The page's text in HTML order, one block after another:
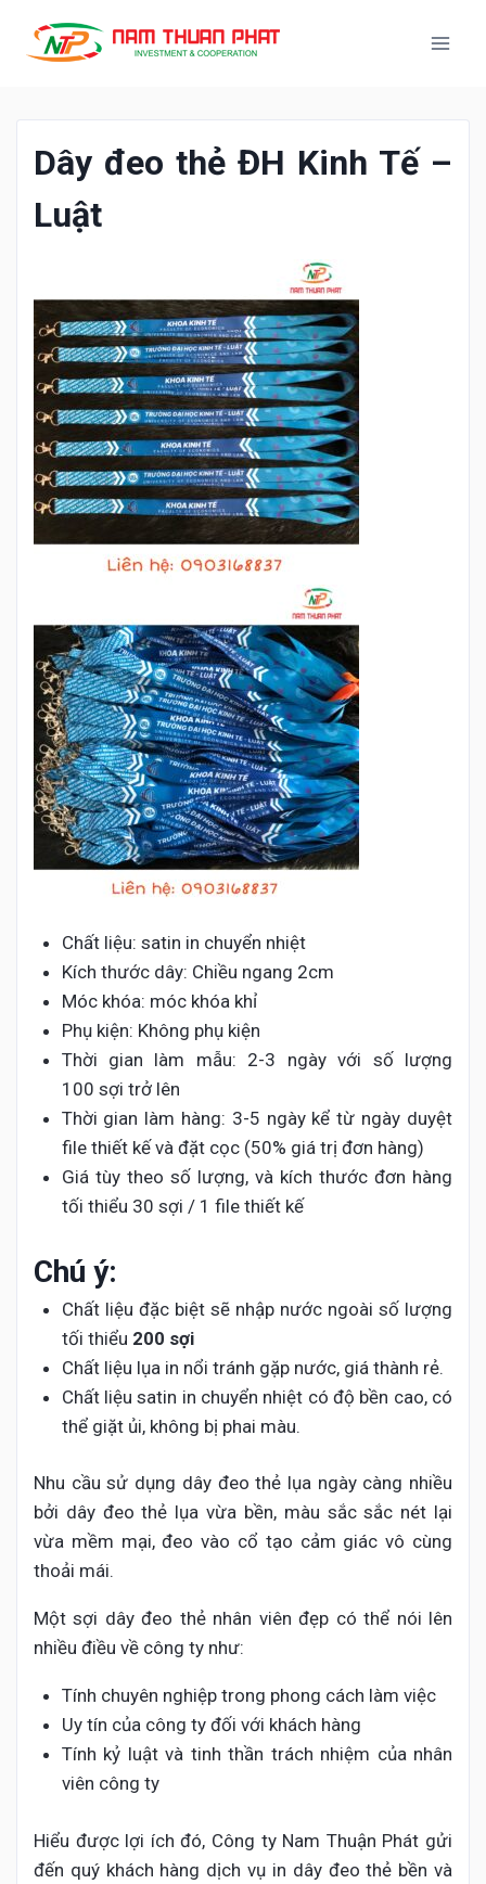
Dây đeo thẻ ĐH Kinh Tế –
Luật
Chất liệu: satin in chuyển nhiệt
Kích thước dây: Chiều ngang 2cm
Móc khóa: móc khóa khỉ
Phụ kiện: Không phụ kiện
Thời gian làm mẫu: 2-3 ngày với số lượng
100 sợi trở lên
Thời gian làm hàng: 3-5 ngày kể từ ngày duyệt
file thiết kế và đặt cọc (50% giá trị đơn hàng)
Giá tùy theo số lượng, và kích thước đơn hàng
tối thiểu 30 sợi / 1 file thiết kế
Chú ý:
Chất liệu đặc biệt sẽ nhập nước ngoài số lượng
tối thiểu 200 sợi
Chất liệu lụa in nổi tránh gặp nước, giá thành rẻ.
Chất liệu satin in chuyển nhiệt có độ bền cao, có
thể giặt ủi, không bị phai màu.
Nhu cầu sử dụng dây đeo thẻ lụa ngày càng nhiều
bởi dây đeo thẻ lụa vừa bền, màu sắc sắc nét lại
vừa mềm mại, đeo vào cổ tạo cảm giác vô cùng
thoải mái.
Một sợi dây đeo thẻ nhân viên đẹp có thể nói lên
nhiều điều về công ty như:
Tính chuyên nghiệp trong phong cách làm việc
Uy tín của công ty đối với khách hàng
Tính kỷ luật và tinh thần trách nhiệm của nhân
viên công ty
Hiểu được lợi ích đó, Công ty Nam Thuận Phát gửi
đến quý khách hàng dịch vụ in dây đeo thẻ bền và